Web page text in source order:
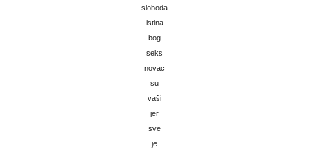
sloboda
istina
bog
seks
novac
su
vaši
jer
sve
je